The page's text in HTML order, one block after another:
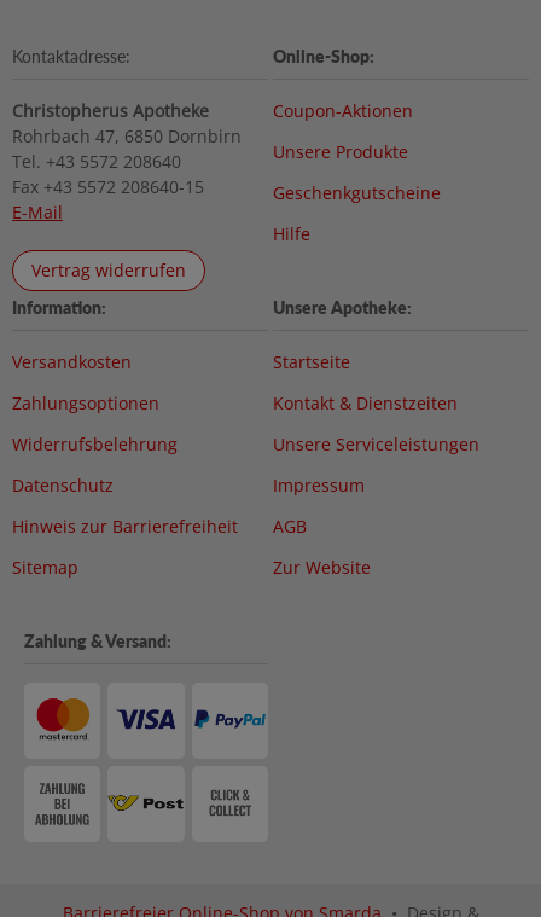
Kontaktadresse:
Christopherus Apotheke
Rohrbach 47, 6850 Dornbirn
Tel. +43 5572 208640
Fax +43 5572 208640-15
E-Mail
Vertrag widerrufen
Online-Shop:
Coupon-Aktionen
Unsere Produkte
Geschenkgutscheine
Hilfe
Information:
Versandkosten
Zahlungsoptionen
Widerrufsbelehrung
Datenschutz
Hinweis zur Barrierefreiheit
Sitemap
Unsere Apotheke:
Startseite
Kontakt & Dienstzeiten
Unsere Serviceleistungen
Impressum
AGB
Zur Website
Zahlung & Versand: